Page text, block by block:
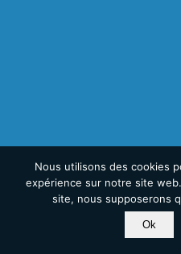
Nous utilisons des cookies
expérience sur notre site
site, nous supposerons
Ok